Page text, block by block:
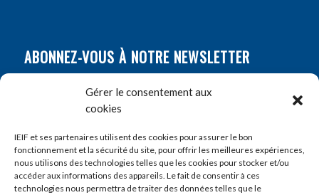
Gérer le consentement aux
cookies
IEIF et ses partenaires utilisent des cookies pour assurer le bon
fonctionnement et la sécurité du site, pour offrir les meilleures expériences,
nous utilisons des technologies telles que les cookies pour stocker et/ou
accéder aux informations des appareils. Le fait de consentir à ces
technologies nous permettra de traiter des données telles que le
ABONNEZ-VOUS À NOTRE NEWSLETTER
Prénom*
E-mail*